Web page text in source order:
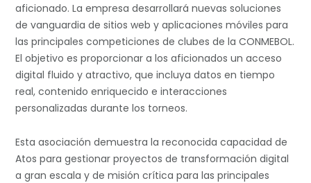
aficionado. La empresa desarrollará nuevas soluciones
de vanguardia de sitios web y aplicaciones móviles para
las principales competiciones de clubes de la CONMEBOL.
El objetivo es proporcionar a los aficionados un acceso
digital fluido y atractivo, que incluya datos en tiempo
real, contenido enriquecido e interacciones
personalizadas durante los torneos.
Esta asociación demuestra la reconocida capacidad de
Atos para gestionar proyectos de transformación digital
a gran escala y de misión crítica para las principales